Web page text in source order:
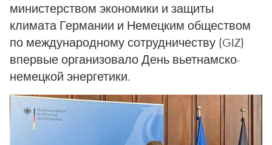
министерством экономики и защиты
климата Германии и Немецким обществом
по международному сотрудничеству (GIZ)
впервые организовало День вьетнамско-
немецкой энергетики.